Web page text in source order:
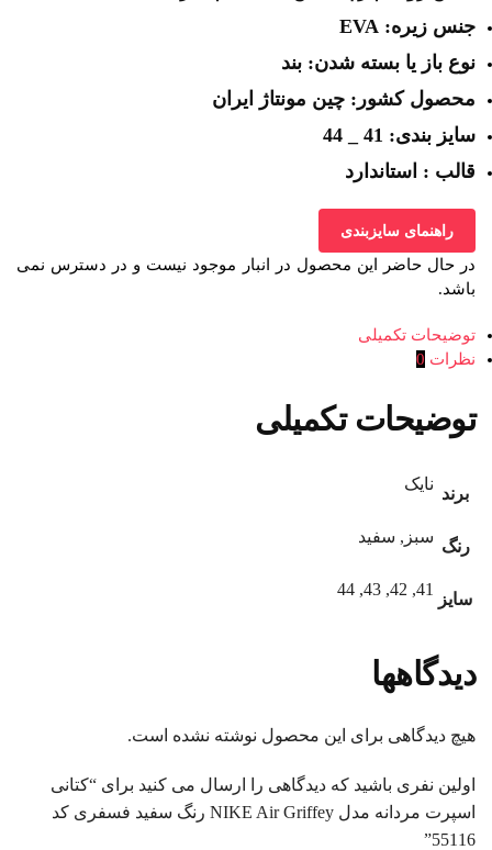
جنس زیره: EVA
نوع باز یا بسته شدن: بند
محصول کشور: چین مونتاژ ایران
سایز بندی: 41 _ 44
قالب : استاندارد
راهنمای سایزبندی
در حال حاضر این محصول در انبار موجود نیست و در دسترس نمی
باشد.
توضیحات تکمیلی
نظرات 0
توضیحات تکمیلی
برند
نایک
رنگ
سبز, سفید
سایز
41, 42, 43, 44
دیدگاهها
هیچ دیدگاهی برای این محصول نوشته نشده است.
اولین نفری باشید که دیدگاهی را ارسال می کنید برای “کتانی
اسپرت مردانه مدل NIKE Air Griffey رنگ سفید فسفری کد
55116”